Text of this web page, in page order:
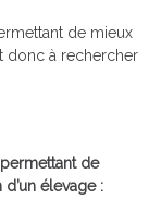
de mieux
donc à rechercher
de
élevage :